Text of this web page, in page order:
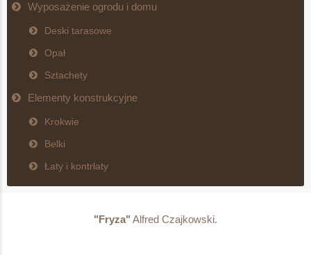
Wyposażenie ogrodu i domu
Deski tarasowe
Opał
Sztachety
Elementy konstrukcyjne
Krokwie
Belki
Łaty i kontrłaty
"Fryza" Alfred Czajkowski.